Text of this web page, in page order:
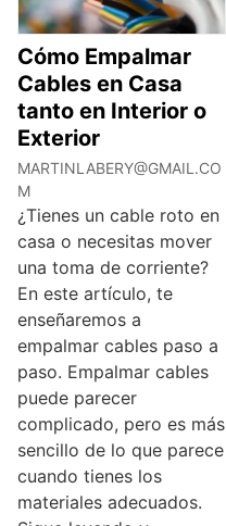
Cómo Empalmar
Cables en Casa
tanto en Interior o
Exterior
MARTINLABERY@GMAIL.CO
M
¿Tienes un cable roto en
casa o necesitas mover
una toma de corriente?
En este artículo, te
enseñaremos a
empalmar cables paso a
paso. Empalmar cables
puede parecer
complicado, pero es más
sencillo de lo que parece
cuando tienes los
materiales adecuados.